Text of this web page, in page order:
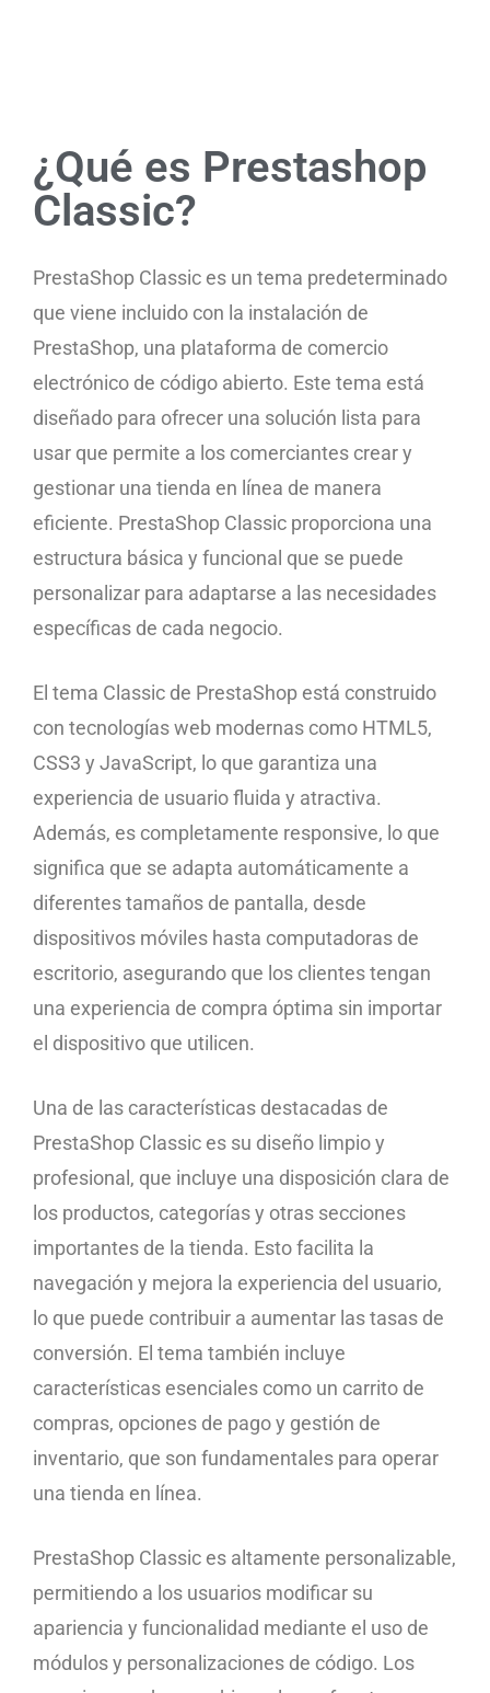
¿Qué es Prestashop
Classic?
PrestaShop Classic es un tema predeterminado
que viene incluido con la instalación de
PrestaShop, una plataforma de comercio
electrónico de código abierto. Este tema está
diseñado para ofrecer una solución lista para
usar que permite a los comerciantes crear y
gestionar una tienda en línea de manera
eficiente. PrestaShop Classic proporciona una
estructura básica y funcional que se puede
personalizar para adaptarse a las necesidades
específicas de cada negocio.
El tema Classic de PrestaShop está construido
con tecnologías web modernas como HTML5,
CSS3 y JavaScript, lo que garantiza una
experiencia de usuario fluida y atractiva.
Además, es completamente responsive, lo que
significa que se adapta automáticamente a
diferentes tamaños de pantalla, desde
dispositivos móviles hasta computadoras de
escritorio, asegurando que los clientes tengan
una experiencia de compra óptima sin importar
el dispositivo que utilicen.
Una de las características destacadas de
PrestaShop Classic es su diseño limpio y
profesional, que incluye una disposición clara de
los productos, categorías y otras secciones
importantes de la tienda. Esto facilita la
navegación y mejora la experiencia del usuario,
lo que puede contribuir a aumentar las tasas de
conversión. El tema también incluye
características esenciales como un carrito de
compras, opciones de pago y gestión de
inventario, que son fundamentales para operar
una tienda en línea.
PrestaShop Classic es altamente personalizable,
permitiendo a los usuarios modificar su
apariencia y funcionalidad mediante el uso de
módulos y personalizaciones de código. Los